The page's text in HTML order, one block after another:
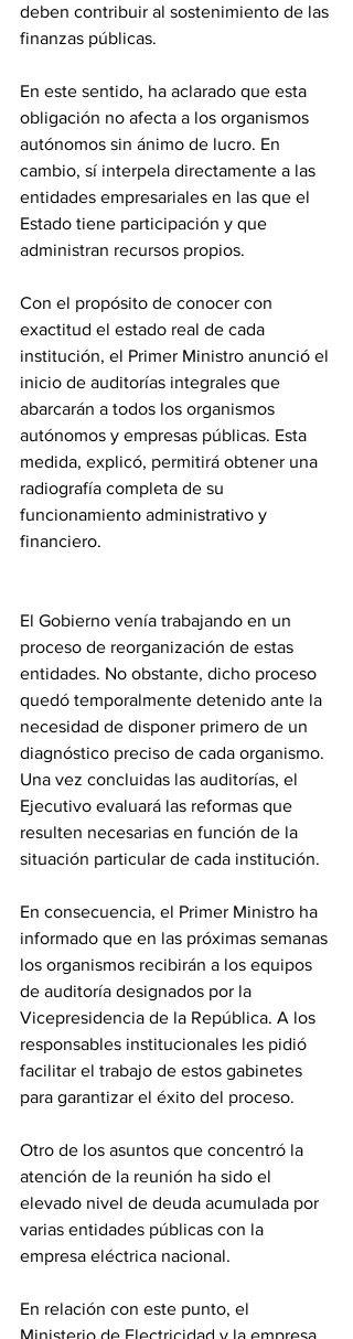
deben contribuir al sostenimiento de las
finanzas públicas.
En este sentido, ha aclarado que esta
obligación no afecta a los organismos
autónomos sin ánimo de lucro. En
cambio, sí interpela directamente a las
entidades empresariales en las que el
Estado tiene participación y que
administran recursos propios.
Con el propósito de conocer con
exactitud el estado real de cada
institución, el Primer Ministro anunció el
inicio de auditorías integrales que
abarcarán a todos los organismos
autónomos y empresas públicas. Esta
medida, explicó, permitirá obtener una
radiografía completa de su
funcionamiento administrativo y
financiero.
El Gobierno venía trabajando en un
proceso de reorganización de estas
entidades. No obstante, dicho proceso
quedó temporalmente detenido ante la
necesidad de disponer primero de un
diagnóstico preciso de cada organismo.
Una vez concluidas las auditorías, el
Ejecutivo evaluará las reformas que
resulten necesarias en función de la
situación particular de cada institución.
En consecuencia, el Primer Ministro ha
informado que en las próximas semanas
los organismos recibirán a los equipos
de auditoría designados por la
Vicepresidencia de la República. A los
responsables institucionales les pidió
facilitar el trabajo de estos gabinetes
para garantizar el éxito del proceso.
Otro de los asuntos que concentró la
atención de la reunión ha sido el
elevado nivel de deuda acumulada por
varias entidades públicas con la
empresa eléctrica nacional.
En relación con este punto, el
Ministerio de Electricidad y la empresa